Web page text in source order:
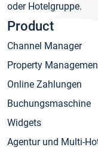
oder Hotelgruppe.
Product
Channel Manager
Property
Online Zahlungen
Buchungsmaschine
Widgets
Agentur und Multi-